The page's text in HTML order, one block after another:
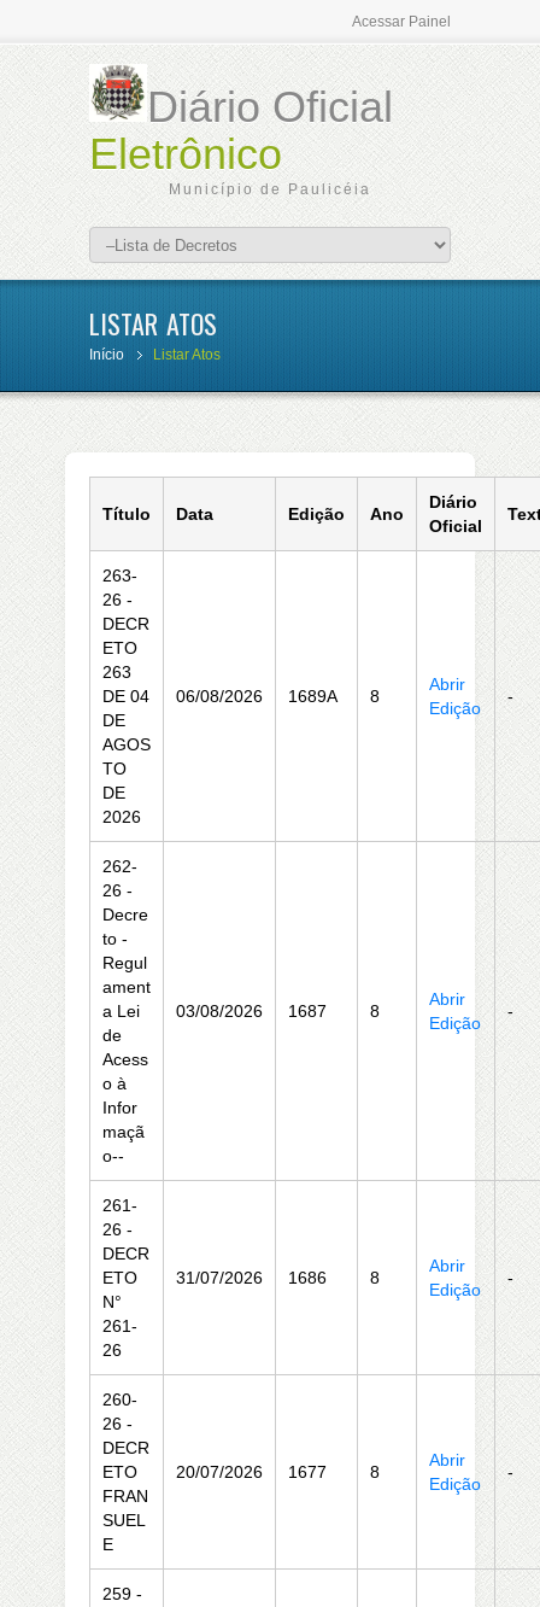
Acessar Painel
Diário Oficial
Eletrônico
Município de Paulicéia
LISTAR ATOS
Início Listar Atos
Título Data Edição Ano
Diário
Oficial
263-
26 -
DECR
ETO
263
DE 04
DE
AGOS
TO
DE
2026
06/08/2026 1689A 8
Abrir
Edição
-
262-
26 -
Decre
to -
Regul
ament
a Lei
de
Acess
o à
Infor
maçã
o--
03/08/2026 1687 8
Abrir
Edição
-
261-
26 -
DECR
ETO
N°
261-
26
31/07/2026 1686 8
Abrir
Edição
-
260-
26 -
DECR
ETO
FRAN
SUEL
E
20/07/2026 1677 8
Abrir
Edição
-
259 -